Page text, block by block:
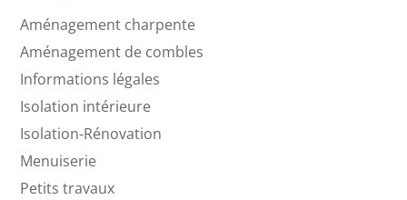
Aménagement charpente
Aménagement de combles
Informations légales
Isolation intérieure
Isolation-Rénovation
Menuiserie
Petits travaux